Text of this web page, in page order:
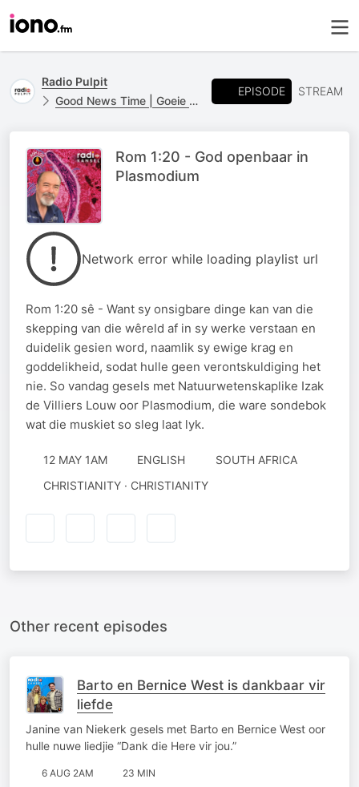
Radio Pulpit
Good News Time | Goeie Nuus Tyd
EPISODE STREAM
Rom 1:20 - God openbaar in
Plasmodium
Network error while loading playlist url
Rom 1:20 sê - Want sy onsigbare dinge kan van die
skepping van die wêreld af in sy werke verstaan en
duidelik gesien word, naamlik sy ewige krag en
goddelikheid, sodat hulle geen verontskuldiging het
nie. So vandag gesels met Natuurwetenskaplike Izak
de Villiers Louw oor Plasmodium, die ware sondebok
wat die muskiet so sleg laat lyk.
12 MAY 1AM ENGLISH
SOUTH AFRICA
CHRISTIANITY · CHRISTIANITY
Other recent episodes
Barto en Bernice West is dankbaar vir
liefde
Janine van Niekerk gesels met Barto en Bernice West oor
hulle nuwe liedjie “Dank die Here vir jou.”
6 AUG 2AM 23 MIN